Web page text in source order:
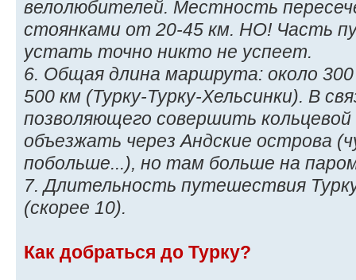
велолюбителей. Местность
стоянками от 20-45 км. НО! Часть
устать точно никто не успеет.
6. Общая длина маршрута: около 300
500 км (Турку-Турку-Хельсинки). В
позволяющего совершить
объезжать через Андские острова
побольше...), но там больше на
7. Длительность путешествия
(скорее 10).
Как добраться до Турку?